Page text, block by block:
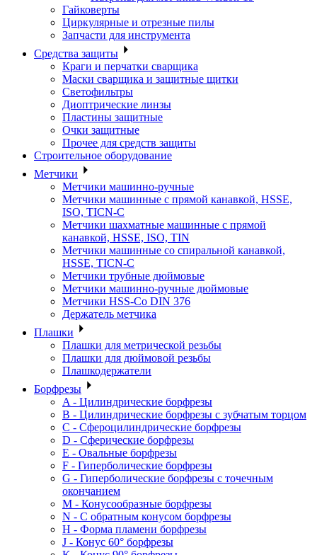
Гайковерты
Циркулярные и отрезные пилы
Запчасти для инструмента
Средства защиты
Краги и перчатки сварщика
Маски сварщика и защитные щитки
Светофильтры
Диоптрические линзы
Пластины защитные
Очки защитные
Прочее для средств защиты
Строительное оборудование
Метчики
Метчики машинно-ручные
Метчики машинные с прямой канавкой, HSSE,
ISO, TICN-C
Метчики шахматные машинные с прямой
канавкой, HSSE, ISO, TIN
Метчики машинные со спиральной канавкой,
HSSE, TICN-C
Метчики трубные дюймовые
Метчики машинно-ручные дюймовые
Метчики HSS-Co DIN 376
Держатель метчика
Плашки
Плашки для метрической резьбы
Плашки для дюймовой резьбы
Плашкодержатели
Борфрезы
A - Цилиндрические борфрезы
B - Цилиндрические борфрезы с зубчатым торцом
C - Сфероцилиндрические борфрезы
D - Сферические борфрезы
E - Овальные борфрезы
F - Гиперболические борфрезы
G - Гиперболические борфрезы с точечным
окончанием
M - Конусообразные борфрезы
N - С обратным конусом борфрезы
H - Форма пламени борфрезы
J - Конус 60° борфрезы